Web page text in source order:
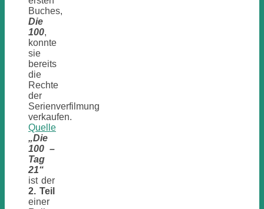
Buches,
Die
100,
konnte
sie
bereits
die
Rechte
der
Serienverfilmung
verkaufen.
Quelle
„Die
100 –
Tag
21“
ist der
2. Teil
einer